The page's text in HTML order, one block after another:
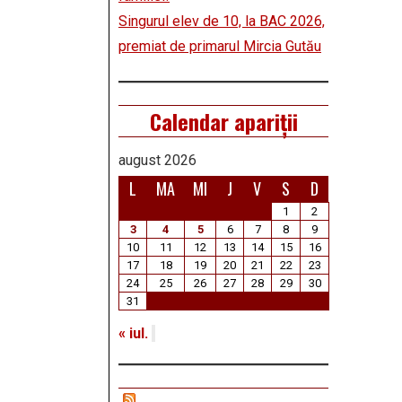
Singurul elev de 10, la BAC 2026,
premiat de primarul Mircia Gutău
Calendar apariții
august 2026
L MA MI J V S D
1
2
3
4 5 6 7 8
9
10
11 12 13 14 15
16
17
18 19 20 21 22
23
24
25 26 27 28 29
30
31
« iul.